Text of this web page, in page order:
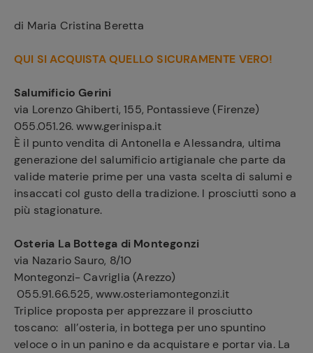
di Maria Cristina Beretta
QUI SI ACQUISTA QUELLO SICURAMENTE VERO!
Salumificio Gerini
via Lorenzo Ghiberti, 155, Pontassieve (Firenze)
055.051.26. www.gerinispa.it
È il punto vendita di Antonella e Alessandra, ultima
generazione del salumificio artigianale che parte da
valide materie prime per una vasta scelta di salumi e
insaccati col gusto della tradizione. I prosciutti sono a
più stagionature.
Osteria La Bottega di Montegonzi
via Nazario Sauro, 8/10
Montegonzi- Cavriglia (Arezzo)
055.91.66.525, www.osteriamontegonzi.it
Triplice proposta per apprezzare il prosciutto
toscano: all’osteria, in bottega per uno spuntino
veloce o in un panino e da acquistare e portar via. La